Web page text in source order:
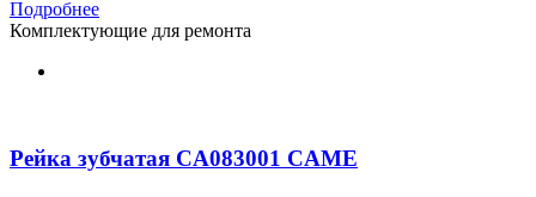
Подробнее
Комплектующие для ремонта
Рейка зубчатая CA083001 CAME